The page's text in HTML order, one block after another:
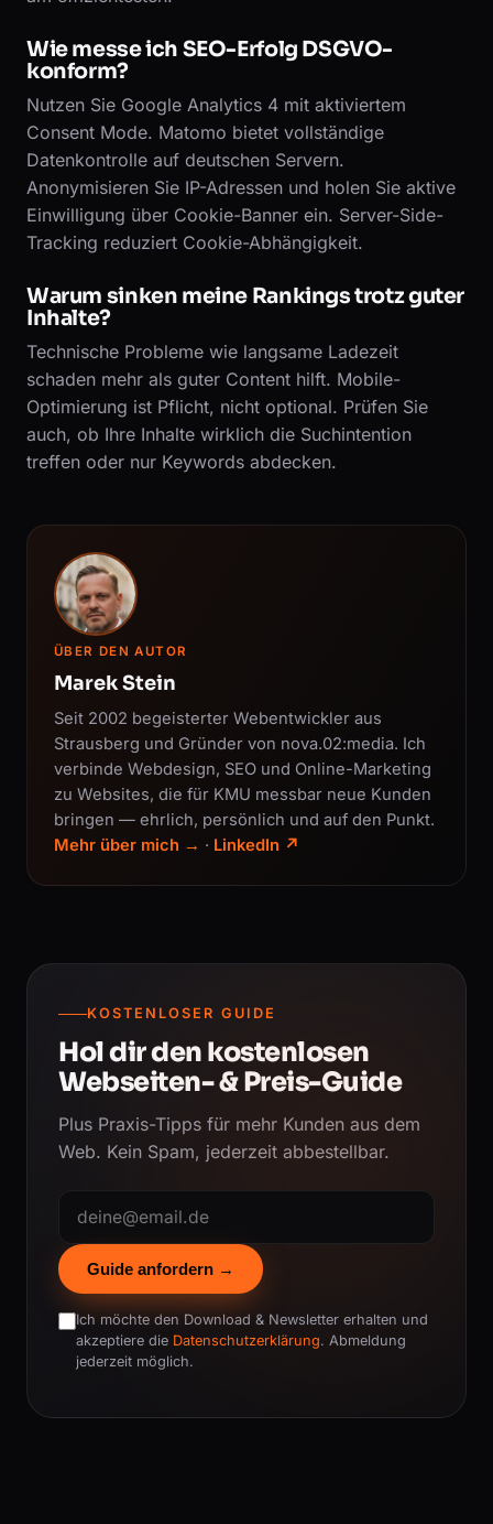
Wie messe ich SEO-Erfolg DSGVO-
konform?
Nutzen Sie Google Analytics 4 mit aktiviertem
Consent Mode. Matomo bietet vollständige
Datenkontrolle auf deutschen Servern.
Anonymisieren Sie IP-Adressen und holen Sie aktive
Einwilligung über Cookie-Banner ein. Server-Side-
Tracking reduziert Cookie-Abhängigkeit.
Warum sinken meine Rankings trotz guter
Inhalte?
Technische Probleme wie langsame Ladezeit
schaden mehr als guter Content hilft. Mobile-
Optimierung ist Pflicht, nicht optional. Prüfen Sie
auch, ob Ihre Inhalte wirklich die Suchintention
treffen oder nur Keywords abdecken.
ÜBER DEN AUTOR
Marek Stein
Seit 2002 begeisterter Webentwickler aus
Strausberg und Gründer von nova.02:media. Ich
verbinde Webdesign, SEO und Online-Marketing
zu Websites, die für KMU messbar neue Kunden
bringen — ehrlich, persönlich und auf den Punkt.
Mehr über mich → · LinkedIn ↗
KOSTENLOSER GUIDE
Hol dir den kostenlosen
Webseiten- & Preis-Guide
Plus Praxis-Tipps für mehr Kunden aus dem
Web. Kein Spam, jederzeit abbestellbar.
Guide anfordern →
Ich möchte den Download & Newsletter erhalten und
akzeptiere die Datenschutzerklärung. Abmeldung
jederzeit möglich.